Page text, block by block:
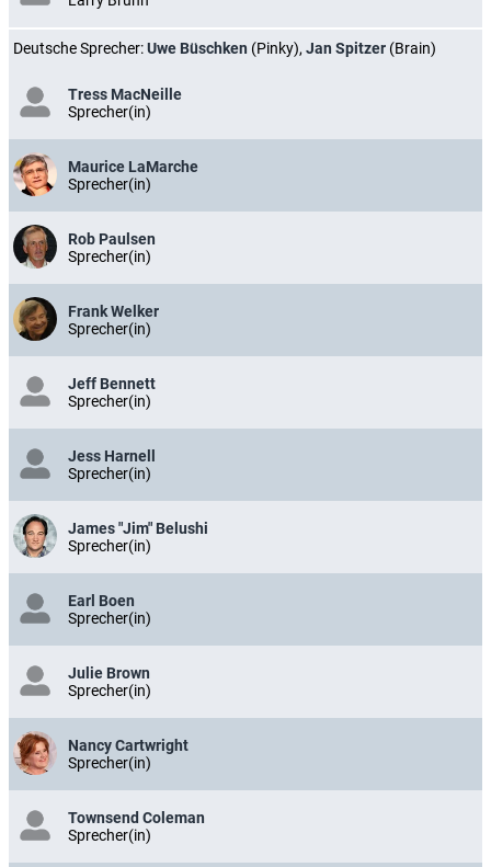
Deutsche Sprecher:Uwe Büschken (Pinky), Jan Spitzer (Brain)
Tress MacNeille
Sprecher(in)
Maurice LaMarche
Sprecher(in)
Rob Paulsen
Sprecher(in)
Frank Welker
Sprecher(in)
Jeff Bennett
Sprecher(in)
Jess Harnell
Sprecher(in)
James "Jim" Belushi
Sprecher(in)
Earl Boen
Sprecher(in)
Julie Brown
Sprecher(in)
Nancy Cartwright
Sprecher(in)
Townsend Coleman
Sprecher(in)